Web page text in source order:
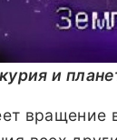
и
вращение